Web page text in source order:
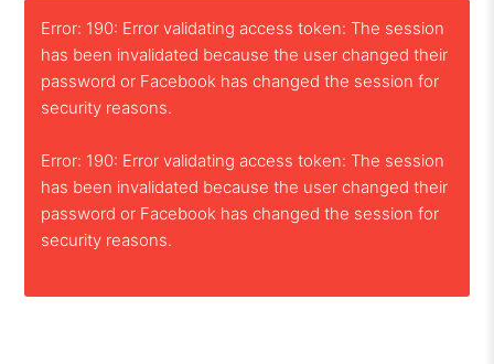
Error: 190: Error validating access token: The session
has been invalidated because the user changed their
password or Facebook has changed the session for
security reasons.
Error: 190: Error validating access token: The session
has been invalidated because the user changed their
password or Facebook has changed the session for
security reasons.